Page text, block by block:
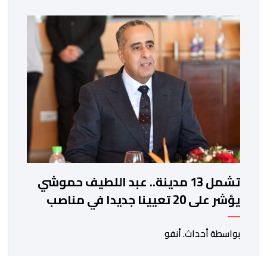
ذاتها، وذلك لتنوير الرأي العام بالحقائق والمعطيات
الدقيقة.واوضحت إدارة المؤسسة السجنية أن المعني بالأمر
يستفيد منذ إيداعه من تتبع طبي منتظم ومستمر وفقا […]
تشمل 13 مدينة.. عبد اللطيف حموشي
يؤشر على 20 تعيينا جديدا في مناصب
المسؤولية بمصالح الأمن الوطني
بواسطة أحداث. أنفو